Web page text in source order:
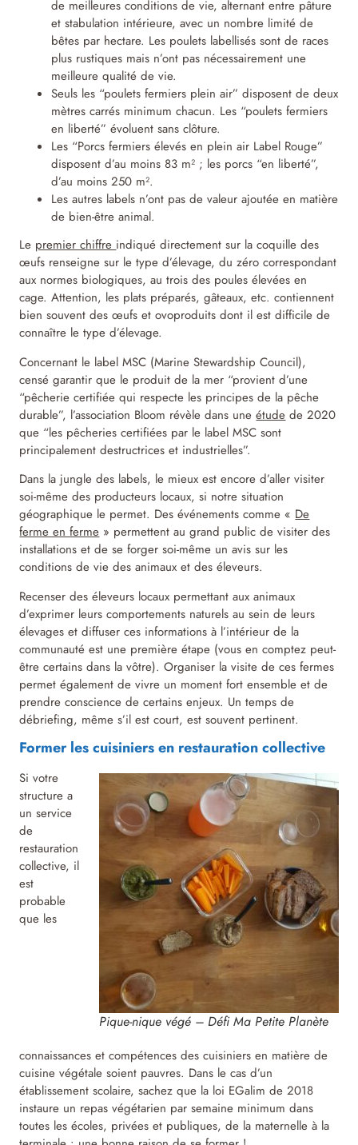
de meilleures conditions de vie, alternant entre pâture
et stabulation intérieure, avec un nombre limité de
bêtes par hectare. Les poulets labellisés sont de races
plus rustiques mais n’ont pas nécessairement une
meilleure qualité de vie.
Seuls les “poulets fermiers plein air” disposent de deux
mètres carrés minimum chacun. Les “poulets fermiers
en liberté” évoluent sans clôture.
Les “Porcs fermiers élevés en plein air Label Rouge”
disposent d’au moins 83 m² ; les porcs “en liberté”,
d’au moins 250 m².
Les autres labels n’ont pas de valeur ajoutée en matière
de bien-être animal.
Le premier chiffre indiqué directement sur la coquille des
œufs renseigne sur le type d’élevage, du zéro correspondant
aux normes biologiques, au trois des poules élevées en
cage. Attention, les plats préparés, gâteaux, etc. contiennent
bien souvent des œufs et ovoproduits dont il est difficile de
connaître le type d’élevage.
Concernant le label MSC (Marine Stewardship Council),
censé garantir que le produit de la mer “provient d’une
“pêcherie certifiée qui respecte les principes de la pêche
durable”, l’association Bloom révèle dans uneétude de 2020
que “les pêcheries certifiées par le label MSC sont
principalement destructrices et industrielles”.
Dans la jungle des labels, le mieux est encore d’aller visiter
soi-même des producteurs locaux, si notre situation
géographique le permet. Des événements comme « De
ferme en ferme » permettent au grand public de visiter des
installations et de se forger soi-même un avis sur les
conditions de vie des animaux et des éleveurs.
Recenser des éleveurs locaux permettant aux animaux
d’exprimer leurs comportements naturels au sein de leurs
élevages et diffuser ces informations à l’intérieur de la
communauté est une première étape (vous en comptez peut-
être certains dans la vôtre). Organiser la visite de ces fermes
permet également de vivre un moment fort ensemble et de
prendre conscience de certains enjeux. Un temps de
débriefing, même s’il est court, est souvent pertinent.
Former les cuisiniers en restauration collective
Pique-nique végé – Défi Ma Petite Planète
Si votre
structure a
un service
de
restauration
collective, il
est
probable
que les
connaissances et compétences des cuisiniers en matière de
cuisine végétale soient pauvres. Dans le cas d’un
établissement scolaire, sachez que la loi EGalim de 2018
instaure un repas végétarien par semaine minimum dans
toutes les écoles, privées et publiques, de la maternelle à la